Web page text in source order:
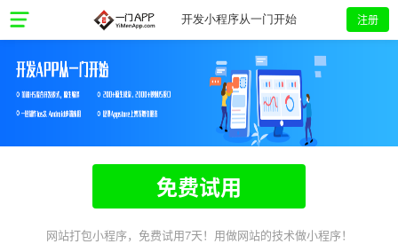
开发小程序从一门开始 注册
免费试用
网站打包小程序，免费试用7天！用做网站的技术做小程序！